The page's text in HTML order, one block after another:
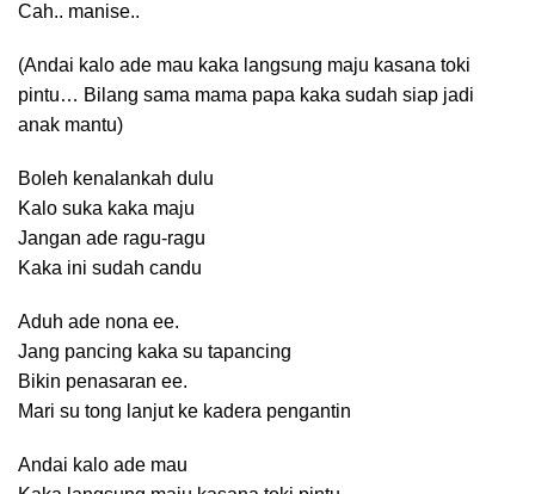
Cah.. manise..
(Andai kalo ade mau kaka langsung maju kasana toki
pintu… Bilang sama mama papa kaka sudah siap jadi
anak mantu)
Boleh kenalankah dulu
Kalo suka kaka maju
Jangan ade ragu-ragu
Kaka ini sudah candu
Aduh ade nona ee.
Jang pancing kaka su tapancing
Bikin penasaran ee.
Mari su tong lanjut ke kadera pengantin
Andai kalo ade mau